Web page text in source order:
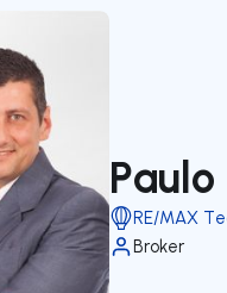
RE/MAX
Broker